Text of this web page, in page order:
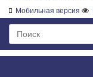
Мобильная версия